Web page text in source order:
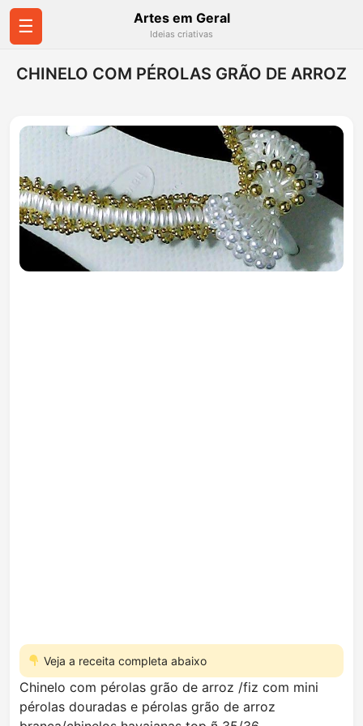
☰ Artes em Geral
Ideias criativas
CHINELO COM PÉROLAS GRÃO DE ARROZ
Veja a receita completa abaixo
Chinelo com pérolas grão de arroz /fiz com mini
pérolas douradas e pérolas grão de arroz